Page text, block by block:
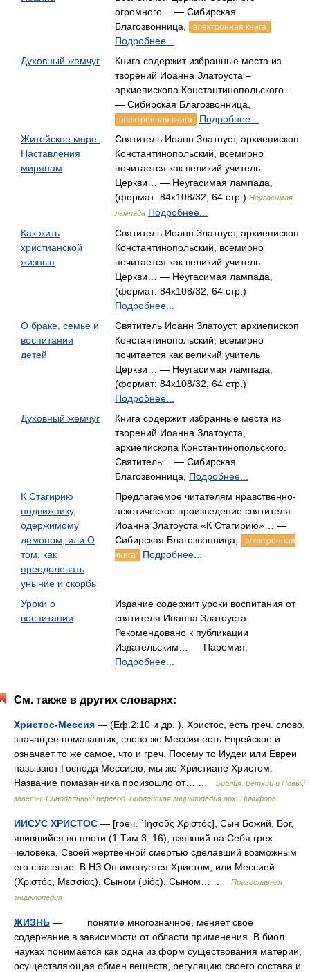
огромного… — Сибирская
Благозвонница,
электронная книга
Подробнее...
Духовный жемчуг
Книга содержит избранные места из
творений Иоанна Златоуста –
архиепископа Константинопольского…
— Сибирская Благозвонница,
электронная книга
Подробнее...
Житейское море.
Наставления
мирянам
Святитель Иоанн Златоуст, архиепископ
Константинопольский, всемирно
почитается как великий учитель
Церкви… — Неугасимая лампада,
(формат: 84x108/32, 64 стр.) Неугасимая
лампада Подробнее...
Как жить
христианской
жизнью
Святитель Иоанн Златоуст, архиепископ
Константинопольский, всемирно
почитается как великий учитель
Церкви… — Неугасимая лампада,
(формат: 84x108/32, 64 стр.)
Подробнее...
О браке, семье и
воспитании
детей
Святитель Иоанн Златоуст, архиепископ
Константинопольский, всемирно
почитается как великий учитель
Церкви… — Неугасимая лампада,
(формат: 84x108/32, 64 стр.)
Подробнее...
Духовный жемчуг
Книга содержит избранные места из
творений Иоанна Златоуста,
архиепископа Константинопольского.
Святитель… — Сибирская
Благозвонница, Подробнее...
К Стагирию
подвижнику,
одержимому
демоном, или О
том, как
преодолевать
уныние и скорбь
Предлагаемое читателям нравственно-
аскетическое произведение святителя
Иоанна Златоуста «К Стагирию»… —
Сибирская Благозвонница,
электронная
книга
Подробнее...
Уроки о
воспитании
Издание содержит уроки воспитания от
святителя Иоанна Златоуста.
Рекомендовано к публикации
Издательским… — Паремия,
Подробнее...
См. также в других словарях:
Христос-Мессия — (Еф.2:10 и др. ). Христос, есть греч. слово,
значащее помазанник, слово же Мессия есть Еврейское и
означает то же самое, что и греч. Посему то Иудеи или Евреи
называют Господа Мессиею, мы же Христиане Христом.
Название помазанника произошло от… …
Библия. Ветхий и Новый
заветы. Синодальный перевод. Библейская энциклопедия арх. Никифора.
ИИСУС ХРИСТОС — [греч. ᾿Ιησοῦς Χριστός], Сын Божий, Бог,
явившийся во плоти (1 Тим 3. 16), взявший на Себя грех
человека, Своей жертвенной смертью сделавший возможным
его спасение. В НЗ Он именуется Христом, или Мессией
(Χριστός, Μεσσίας), Сыном (υἱός), Сыном… …
Православная
энциклопедия
ЖИЗНЬ — понятие многозначное, меняет свое
содержание в зависимости от области применения. В биол.
науках понимается как одна из форм существования материи,
осуществляющая обмен веществ, регуляцию своего состава и